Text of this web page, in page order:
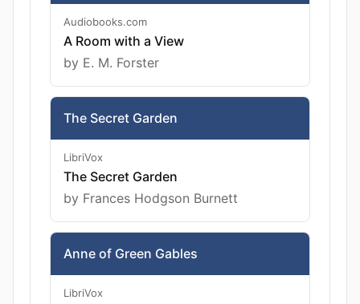
Audiobooks.com
A Room with a View
by E. M. Forster
The Secret Garden
LibriVox
The Secret Garden
by Frances Hodgson Burnett
Anne of Green Gables
LibriVox